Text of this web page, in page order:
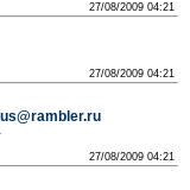
27/08/2009 04:21
27/08/2009 04:21
27/08/2009 04:21